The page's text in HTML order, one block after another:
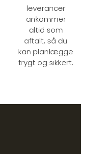
leverancer
ankommer
altid som
aftalt, så du
kan planlægge
trygt og sikkert.